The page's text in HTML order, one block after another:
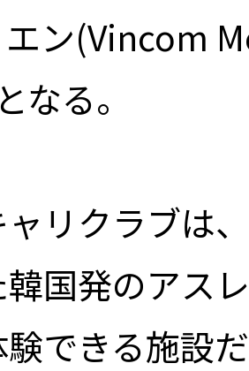
エン(Vincom
なる。
リクラブは
韓国発のアス
験できる施設